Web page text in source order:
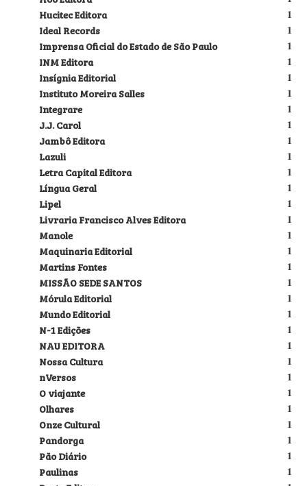
1
Hucitec Editora
1
Ideal Records
1
Imprensa Oficial do Estado de São Paulo
1
INM Editora
1
Insígnia Editorial
1
Instituto Moreira Salles
1
Integrare
1
J.J. Carol
1
Jambô Editora
1
Lazuli
1
Letra Capital Editora
1
Língua Geral
1
Lipel
1
Livraria Francisco Alves Editora
1
Manole
1
Maquinaria Editorial
1
Martins Fontes
1
MISSÃO SEDE SANTOS
1
Mórula Editorial
1
Mundo Editorial
1
N-1 Edições
1
NAU EDITORA
1
Nossa Cultura
1
nVersos
1
O viajante
1
Olhares
1
Onze Cultural
1
Pandorga
1
Pão Diário
1
Paulinas